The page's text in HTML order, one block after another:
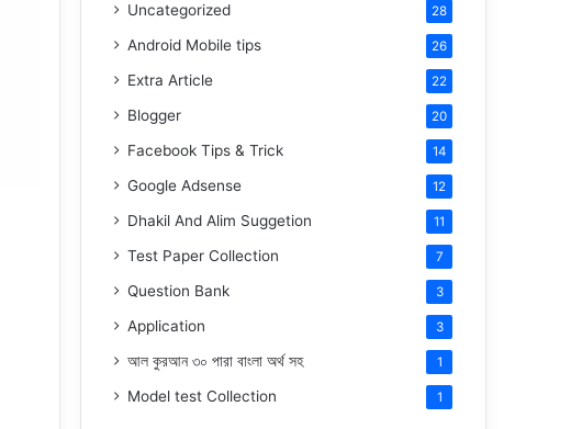
Uncategorized 28
Android Mobile tips 26
Extra Article 22
Blogger 20
Facebook Tips & Trick 14
Google Adsense 12
Dhakil And Alim Suggetion 11
Test Paper Collection 7
Question Bank 3
Application 3
আল কুরআন ৩০ পারা বাংলা অর্থ সহ 1
Model test Collection 1